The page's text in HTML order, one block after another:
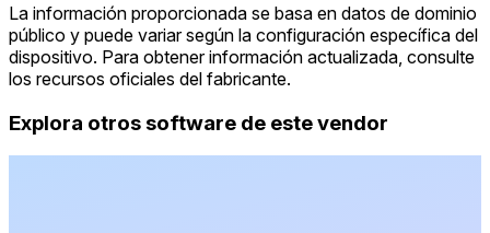
La información proporcionada se basa en datos de dominio
público y puede variar según la configuración específica del
dispositivo. Para obtener información actualizada, consulte
los recursos oficiales del fabricante.
Explora otros software de este vendor